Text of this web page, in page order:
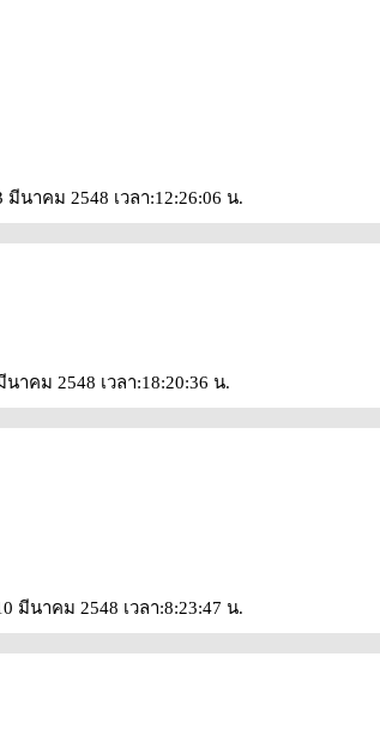
มีนาคม 2548 เวลา:12:26:06 น.
าคม 2548 เวลา:18:20:36 น.
มีนาคม 2548 เวลา:8:23:47 น.